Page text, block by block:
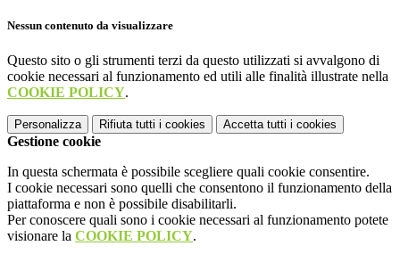
Nessun contenuto da visualizzare
Questo sito o gli strumenti terzi da questo utilizzati si avvalgono di
cookie necessari al funzionamento ed utili alle finalità illustrate nella
COOKIE POLICY.
Personalizza Rifiuta tutti i cookies Accetta tutti i cookies
Gestione cookie
In questa schermata è possibile scegliere quali cookie consentire.
I cookie necessari sono quelli che consentono il funzionamento della
piattaforma e non è possibile disabilitarli.
Per conoscere quali sono i cookie necessari al funzionamento potete
visionare la COOKIE POLICY.